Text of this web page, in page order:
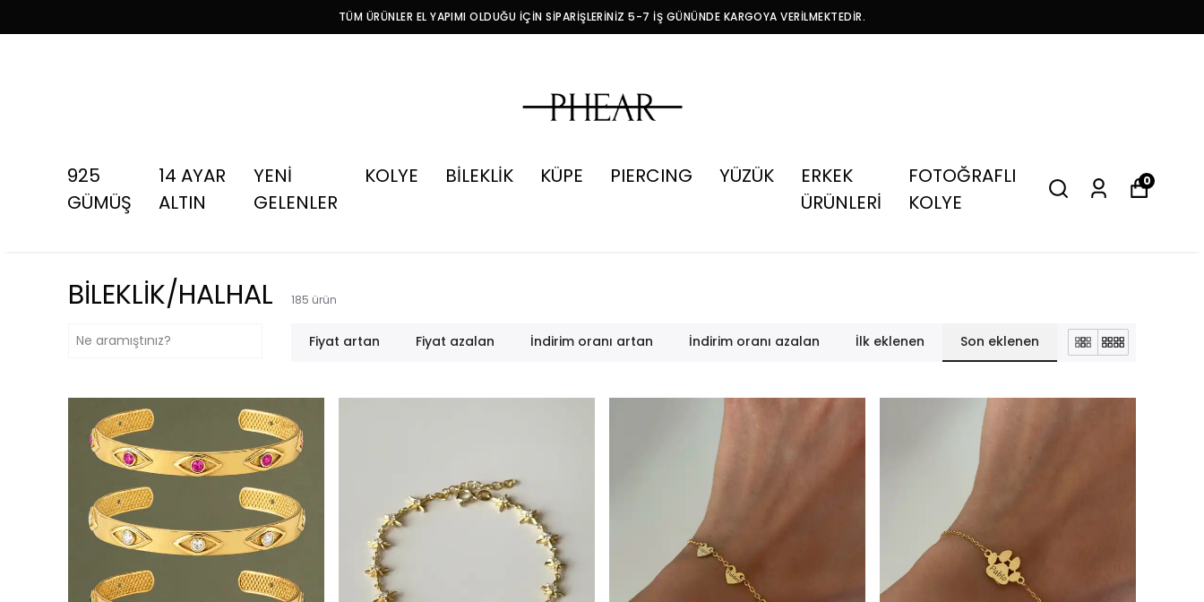
TÜM ÜRÜNLER EL YAPIMI OLDUĞU İÇİN SİPARİŞLERİNİZ 5-7 İŞ GÜNÜNDE KARGOYA VERİLMEKTEDİR.
925
GÜMÜŞ
14 AYAR
ALTIN
YENİ
GELENLER
KOLYE BİLEKLİK KÜPE PIERCING YÜZÜK
ERKEK
ÜRÜNLERİ
FOTOĞRAFLI
KOLYE
0
BİLEKLİK/HALHAL 185 ürün
Fiyat artan Fiyat azalan İndirim oranı artan İndirim oranı azalan İlk eklenen Son eklenen